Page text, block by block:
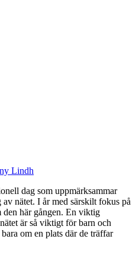
Lindh
dag som uppmärksammar
nätet. I år med särskilt fokus på
här gången. En viktig
är så viktigt för barn och
om en plats där de träffar